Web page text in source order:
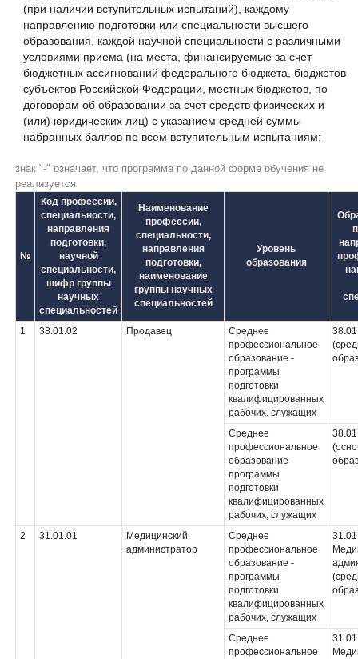
(при наличии вступительных испытаний), каждому
направлению подготовки или специальности высшего
образования, каждой научной специальности с различными
условиями приема (на места, финансируемые за счет
бюджетных ассигнований федерального бюджета, бюджетов
субъектов Российской Федерации, местных бюджетов, по
договорам об образовании за счет средств физических и
(или) юридических лиц) с указанием средней суммы
набранных баллов по всем вступительным испытаниям;
знак "-" означает, что программа по данной форме обучения не
реализуется
№
Код профессии,
специальности,
направления
подготовки,
научной
специальности,
шифр группы
научных
специальностей
Наименование
профессии,
специальности,
направления
подготовки,
наименование
группы научных
специальностей
Уровень
образования
1 38.01.02 Продавец
Среднее
профессиональное
образование -
программы
подготовки
квалифицированных
рабочих, служащих
Среднее
профессиональное
образование -
программы
подготовки
квалифицированных
рабочих, служащих
2 31.01.01
Медицинский
администратор
Среднее
профессиональное
образование -
программы
подготовки
квалифицированных
рабочих, служащих
Среднее
профессиональное